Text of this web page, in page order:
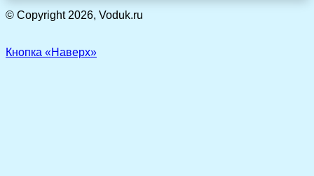
© Copyright 2026, Voduk.ru
Кнопка «Наверх»